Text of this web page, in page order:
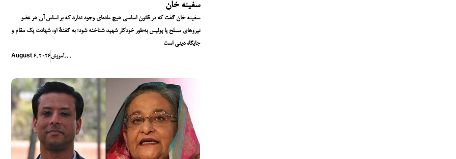
سفینه خان
سفینه خان گفت که در قانون اساسی هیچ ماده‌ای وجود ندارد که بر اساس آن هر عضو
نیروهای مسلح یا پولیس به‌طور خودکار شهید شناخته شود؛ به گفتهٔ او، شهادت یک مقام و
جایگاه دینی است
August 6, 2026آموزش, , ,